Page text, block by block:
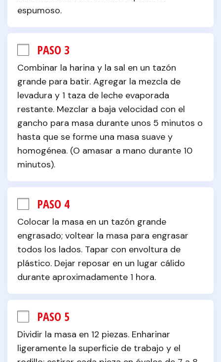
espumoso.
PASO 3
Combinar la harina y la sal en un tazón
grande para batir. Agregar la mezcla de
levadura y 1 taza de leche evaporada
restante. Mezclar a baja velocidad con el
gancho para masa durante unos 5 minutos o
hasta que se forme una masa suave y
homogénea. (O amasar a mano durante 10
minutos).
PASO 4
Colocar la masa en un tazón grande
engrasado; voltear la masa para engrasar
todos los lados. Tapar con envoltura de
plástico. Dejar reposar en un lugar cálido
durante aproximadamente 1 hora.
PASO 5
Dividir la masa en 12 piezas. Enharinar
ligeramente la superficie de trabajo y el